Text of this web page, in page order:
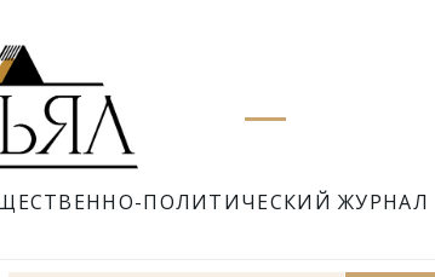
ПОЛИТИЧЕСКИЙ ЖУРНАЛ